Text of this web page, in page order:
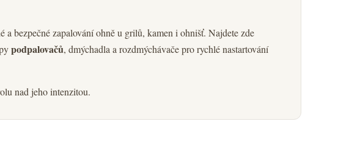
bezpečné zapalování ohně u grilů, kamen i ohnišť. Najdete zde
podpalovačů, dmýchadla a rozdmýchávače pro rychlé nastartování
nad jeho intenzitou.